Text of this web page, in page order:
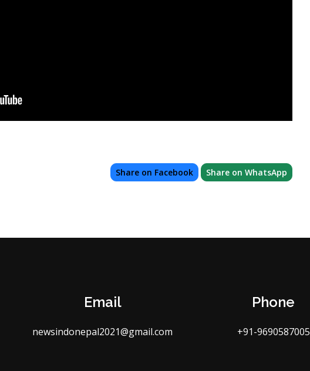
Share on Facebook Share on WhatsApp
Email
newsindonepal2021@gmail.com
Phone
+91-9690587005